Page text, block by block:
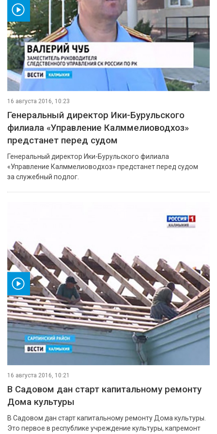
16 августа 2016, 10:23
Генеральный директор Ики-Бурульского
филиала «Управление Калммелиоводхоз»
предстанет перед судом
Генеральный директор Ики-Бурульского филиала
«Управление Калммелиоводхоз» предстанет перед судом
за служебный подлог.
16 августа 2016, 10:21
В Садовом дан старт капитальному ремонту
Дома культуры
В Садовом дан старт капитальному ремонту Дома культуры.
Это первое в республике учреждение культуры, капремонт